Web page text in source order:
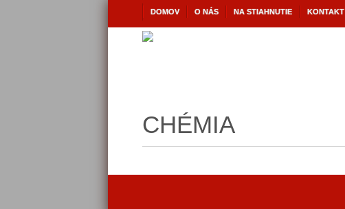
DOMOV O NÁS NA STIAHNUTIE KONTAKT
CHÉMIA